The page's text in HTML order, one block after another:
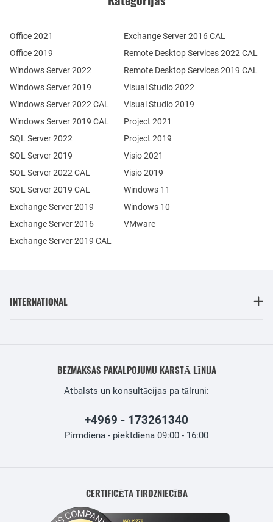
Office 2021
Office 2019
Windows Server 2022
Windows Server 2019
Exchange Server 2019
Exchange Server 2016
SQL Server 2022
SQL Server 2019
Windows Server 2022 CAL
Windows Server 2019 CAL
SQL Server 2022 CAL
SQL Server 2019 CAL
Remote Desktop Services 2022 CAL
Remote Desktop Services 2019 CAL
Exchange Server 2019 CAL
Exchange Server 2016 CAL
Visual Studio 2022
Visual Studio 2019
Project 2021
Project 2019
Visio 2021
Visio 2019
Windows 11
Windows 10
VMware
INTERNATIONAL
BEZMAKSAS PAKALPOJUMU KARSTĀ LĪNIJA
Atbalsts un konsultācijas pa tālruni:
+4969 - 173261340
Pirmdiena - piektdiena 09:00 - 16:00
CERTIFICĒTA TIRDZNIECĪBA